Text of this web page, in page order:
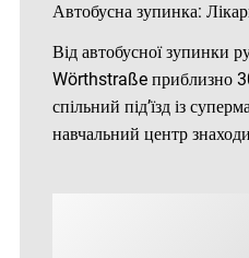
Автобусна зупинка:
Від автобусної зупинки
Wörthstraße приблизно
спільний під’їзд із
навчальний центр